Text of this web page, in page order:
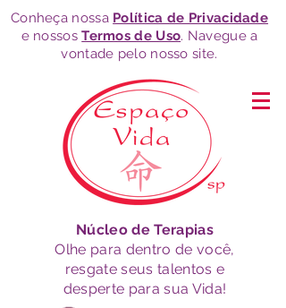
Núcleo de Terapias
Olhe para dentro de você,
resgate seus talentos e
desperte para sua Vida!
Conheça nossa Política de Privacidade
e nossosTermos de Uso. Navegue a
vontade pelo nosso site.